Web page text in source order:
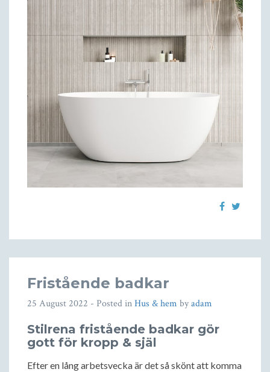
Fristående badkar
25 August 2022 - Posted inHus & hem byadam
Stilrena fristående badkar gör
gott för kropp & själ
Efter en lång arbetsvecka är det så skönt att komma